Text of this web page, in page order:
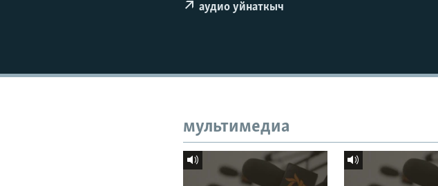
КИНОХАНӘ
аудио уйнаткыч
мультимедиа